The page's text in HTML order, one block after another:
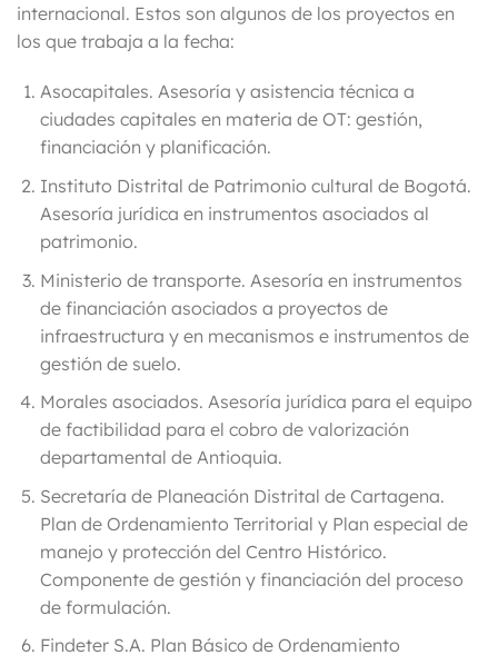
internacional. Estos son algunos de los proyectos en
los que trabaja a la fecha:
Asocapitales. Asesoría y asistencia técnica a
ciudades capitales en materia de OT: gestión,
financiación y planificación.
Instituto Distrital de Patrimonio cultural de Bogotá.
Asesoría jurídica en instrumentos asociados al
patrimonio.
Ministerio de transporte. Asesoría en instrumentos
de financiación asociados a proyectos de
infraestructura y en mecanismos e instrumentos de
gestión de suelo.
Morales asociados. Asesoría jurídica para el equipo
de factibilidad para el cobro de valorización
departamental de Antioquia.
Secretaría de Planeación Distrital de Cartagena.
Plan de Ordenamiento Territorial y Plan especial de
manejo y protección del Centro Histórico.
Componente de gestión y financiación del proceso
de formulación.
Findeter S.A. Plan Básico de Ordenamiento